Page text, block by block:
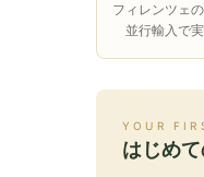
フィレンツェ
並行輸入で
YOUR
はじめ